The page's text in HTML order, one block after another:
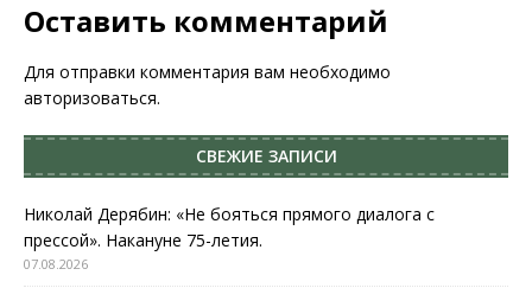
Оставить комментарий
Для отправки комментария вам необходимо
авторизоваться.
СВЕЖИЕ ЗАПИСИ
Николай Дерябин: «Не бояться прямого диалога с
прессой». Накануне 75-летия.
07.08.2026